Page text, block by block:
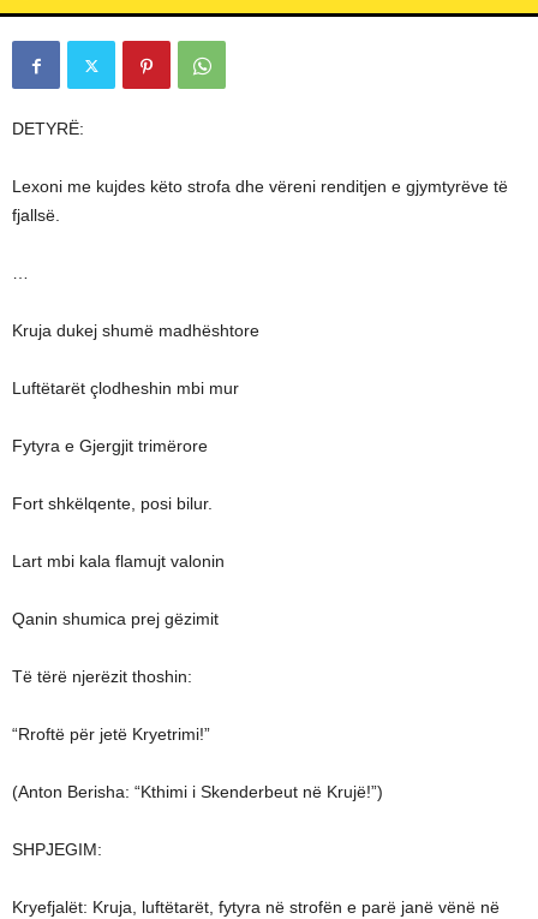
L
DETYRË:
Lexoni me kujdes këto strofa dhe vëreni renditjen e gjymtyrëve të
fjallsë.
…
Kruja dukej shumë madhështore
Luftëtarët çlodheshin mbi mur
Fytyra e Gjergjit trimërore
Fort shkëlqente, posi bilur.
Lart mbi kala flamujt valonin
Qanin shumica prej gëzimit
Të tërë njerëzit thoshin:
“Rroftë për jetë Kryetrimi!”
(Anton Berisha: “Kthimi i Skenderbeut në Krujë!”)
SHPJEGIM:
Kryefjalët: Kruja, luftëtarët, fytyra në strofën e parë janë vënë në